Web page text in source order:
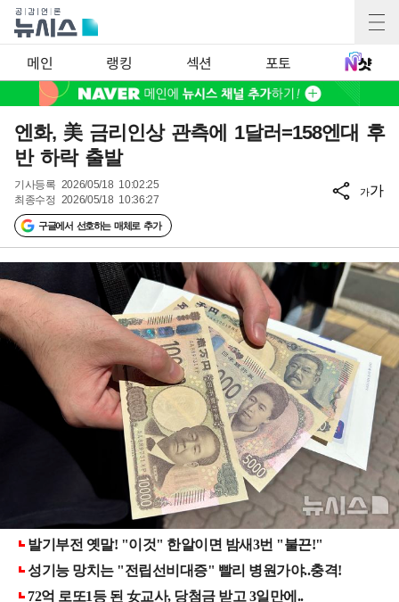
메인 랭킹 섹션 포토
엔화, 美 금리인상 관측에 1달러=158엔대 후
반 하락 출발
기사등록 2026/05/18 10:02:25
최종수정 2026/05/18 10:36:27
구글에서 선호하는 매체로 추가
가가